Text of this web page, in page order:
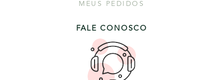
MEUS PEDIDOS
FALE CONOSCO